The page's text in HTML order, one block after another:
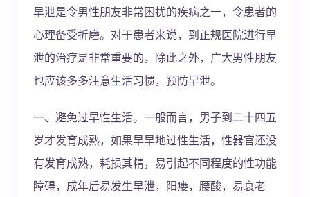
早泄是令男性朋友非常困扰的疾病之一，令患者的
心理备受折磨。对于患者来说，到正规医院进行早
泄的治疗是非常重要的，除此之外，广大男性朋友
也应该多多注意生活习惯，预防早泄。
一、避免过早性生活。一般而言，男子到二十四五
岁才发育成熟，如果早早地过性生活，性器官还没
有发育成熟，耗损其精，易引起不同程度的性功能
障碍，成年后易发生早泄，阳瘘，腰酸，易衰老